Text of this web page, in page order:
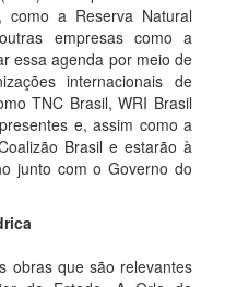
a Reserva Natural
empresas como a
essa agenda por meio de
internacionais de
TNC Brasil, WRI Brasil
e, assim como a
Brasil e estarão à
junto com o Governo do
obras que são relevantes